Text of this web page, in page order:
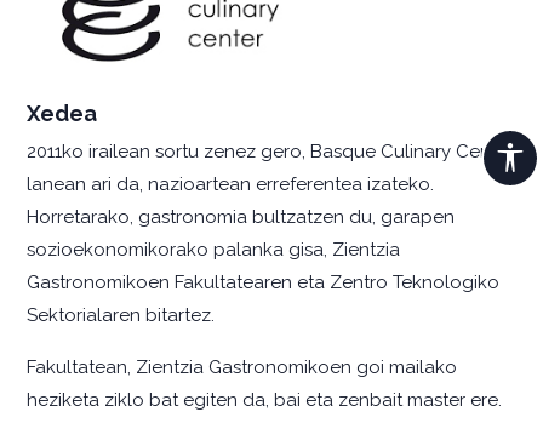
Xedea
2011ko irailean sortu zenez gero, Basque Culinary Center
lanean ari da, nazioartean erreferentea izateko.
Horretarako, gastronomia bultzatzen du, garapen
sozioekonomikorako palanka gisa, Zientzia
Gastronomikoen Fakultatearen eta Zentro Teknologiko
Sektorialaren bitartez.
Fakultatean, Zientzia Gastronomikoen goi mailako
heziketa ziklo bat egiten da, bai eta zenbait master ere.